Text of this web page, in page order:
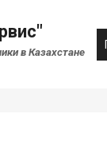
в Казахстане